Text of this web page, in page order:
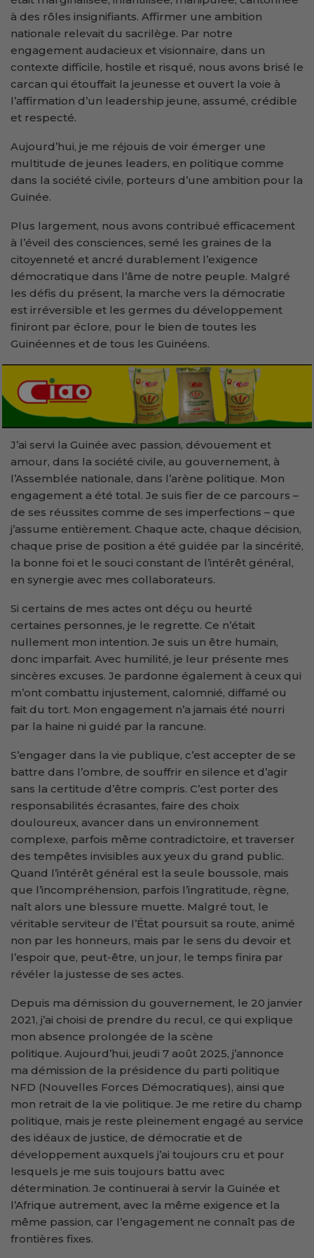
à des rôles insignifiants. Affirmer une ambition
nationale relevait du sacrilège. Par notre
engagement audacieux et visionnaire, dans un
contexte difficile, hostile et risqué, nous avons brisé le
carcan qui étouffait la jeunesse et ouvert la voie à
l’affirmation d’un leadership jeune, assumé, crédible
et respecté.
Aujourd’hui, je me réjouis de voir émerger une
multitude de jeunes leaders, en politique comme
dans la société civile, porteurs d’une ambition pour la
Guinée.
Plus largement, nous avons contribué efficacement
à l’éveil des consciences, semé les graines de la
citoyenneté et ancré durablement l’exigence
démocratique dans l’âme de notre peuple. Malgré
les défis du présent, la marche vers la démocratie
est irréversible et les germes du développement
finiront par éclore, pour le bien de toutes les
Guinéennes et de tous les Guinéens.
J’ai servi la Guinée avec passion, dévouement et
amour, dans la société civile, au gouvernement, à
l’Assemblée nationale, dans l’arène politique. Mon
engagement a été total. Je suis fier de ce parcours –
de ses réussites comme de ses imperfections – que
j’assume entièrement. Chaque acte, chaque décision,
chaque prise de position a été guidée par la sincérité,
la bonne foi et le souci constant de l’intérêt général,
en synergie avec mes collaborateurs.
Si certains de mes actes ont déçu ou heurté
certaines personnes, je le regrette. Ce n’était
nullement mon intention. Je suis un être humain,
donc imparfait. Avec humilité, je leur présente mes
sincères excuses. Je pardonne également à ceux qui
m’ont combattu injustement, calomnié, diffamé ou
fait du tort. Mon engagement n’a jamais été nourri
par la haine ni guidé par la rancune.
S’engager dans la vie publique, c’est accepter de se
battre dans l’ombre, de souffrir en silence et d’agir
sans la certitude d’être compris. C’est porter des
responsabilités écrasantes, faire des choix
douloureux, avancer dans un environnement
complexe, parfois même contradictoire, et traverser
des tempêtes invisibles aux yeux du grand public.
Quand l’intérêt général est la seule boussole, mais
que l’incompréhension, parfois l’ingratitude, règne,
naît alors une blessure muette. Malgré tout, le
véritable serviteur de l’État poursuit sa route, animé
non par les honneurs, mais par le sens du devoir et
l’espoir que, peut-être, un jour, le temps finira par
révéler la justesse de ses actes.
Depuis ma démission du gouvernement, le 20 janvier
2021, j’ai choisi de prendre du recul, ce qui explique
mon absence prolongée de la scène
politique. Aujourd’hui, jeudi 7 août 2025, j’annonce
ma démission de la présidence du parti politique
NFD (Nouvelles Forces Démocratiques), ainsi que
mon retrait de la vie politique. Je me retire du champ
politique, mais je reste pleinement engagé au service
des idéaux de justice, de démocratie et de
développement auxquels j’ai toujours cru et pour
lesquels je me suis toujours battu avec
détermination. Je continuerai à servir la Guinée et
l’Afrique autrement, avec la même exigence et la
même passion, car l’engagement ne connaît pas de
frontières fixes.